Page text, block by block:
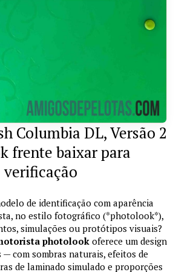
Columbia DL, Versão 2
frente baixar para
verificação
de identificação com aparência
no estilo fotográfico (*photolook*),
simulações ou protótipos visuais?
photolookoferece um design
com sombras naturais, efeitos de
de laminado simulado e proporções